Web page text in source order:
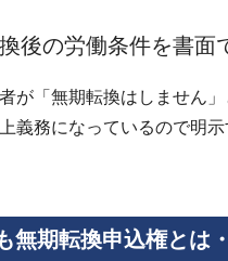
後の労働条件を書
が「無期転換はしません
義務になっているので明
無期転換申込権とは